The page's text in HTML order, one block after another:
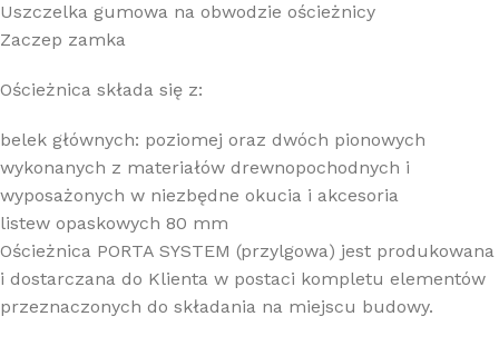
Uszczelka gumowa na obwodzie ościeżnicy
Zaczep zamka
Ościeżnica składa się z:
belek głównych: poziomej oraz dwóch pionowych
wykonanych z materiałów drewnopochodnych i
wyposażonych w niezbędne okucia i akcesoria
listew opaskowych 80 mm
Ościeżnica PORTA SYSTEM (przylgowa) jest produkowana
i dostarczana do Klienta w postaci kompletu elementów
przeznaczonych do składania na miejscu budowy.